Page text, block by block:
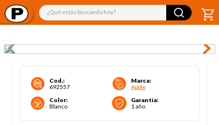
¿Qué estás buscando hoy?
Cod.:
692557
Marca:
Apple
Color:
Blanco
Garantía:
1 año